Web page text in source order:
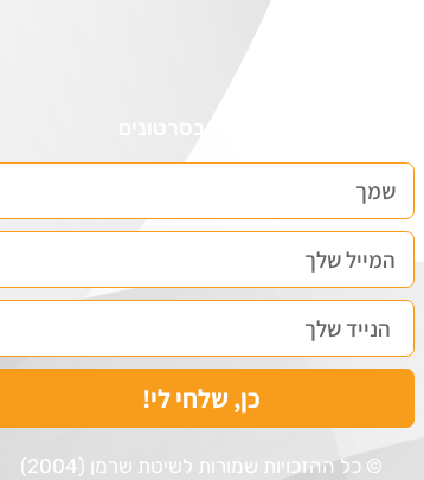
כן, שלחי לי!
© כל ההזכויות שמורות לשיטת שרמן (2004)